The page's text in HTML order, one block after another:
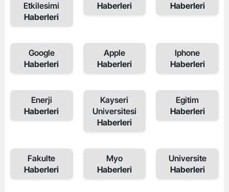
Etkilesimi
Haberleri
Haberleri
Haberleri
Google
Haberleri
Apple
Haberleri
Iphone
Haberleri
Enerji
Haberleri
Kayseri
Universitesi
Haberleri
Egitim
Haberleri
Fakulte
Haberleri
Myo
Haberleri
Universite
Haberleri